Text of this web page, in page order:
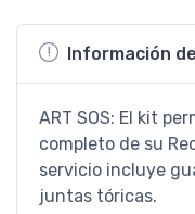
Información
ART SOS: El kit
completo de su
servicio incluye
juntas tóricas.